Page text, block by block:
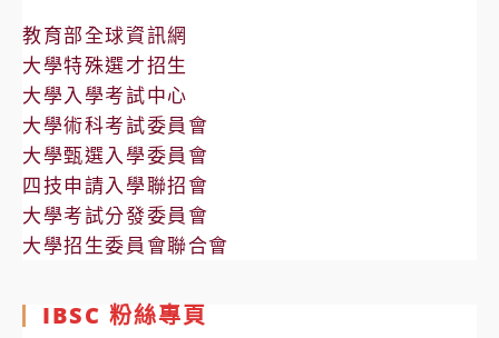
教育部全球資訊網
大學特殊選才招生
大學入學考試中心
大學術科考試委員會
大學甄選入學委員會
四技申請入學聯招會
大學考試分發委員會
大學招生委員會聯合會
IBSC 粉絲專頁